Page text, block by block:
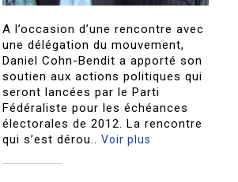
A l’occasion d’une rencontre avec
une délégation du mouvement,
Daniel Cohn-Bendit a apporté son
soutien aux actions politiques qui
seront lancées par le Parti
Fédéraliste pour les échéances
électorales de 2012. La rencontre
qui s’est dérou..Voir plus